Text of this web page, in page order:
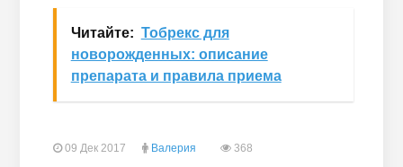
Читайте: Тобрекс для
новорожденных: описание
препарата и правила приема
09 Дек 2017 Валерия 368